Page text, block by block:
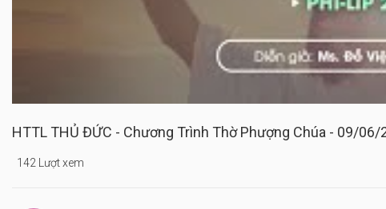
HTTL THỦ ĐỨC - Chương Trình Thờ Phượng Chúa - 09/06/
142 Lượt xem